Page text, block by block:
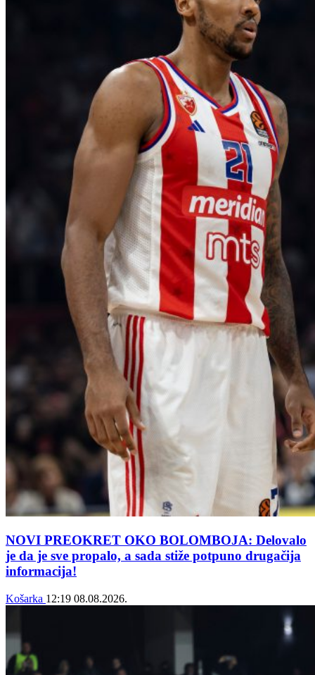
NOVI PREOKRET OKO BOLOMBOJA: Delovalo
je da je sve propalo, a sada stiže potpuno drugačija
informacija!
Košarka 12:19 08.08.2026.